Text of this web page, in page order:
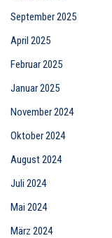
September 2025
April 2025
Februar 2025
Januar 2025
November 2024
Oktober 2024
August 2024
Juli 2024
Mai 2024
März 2024